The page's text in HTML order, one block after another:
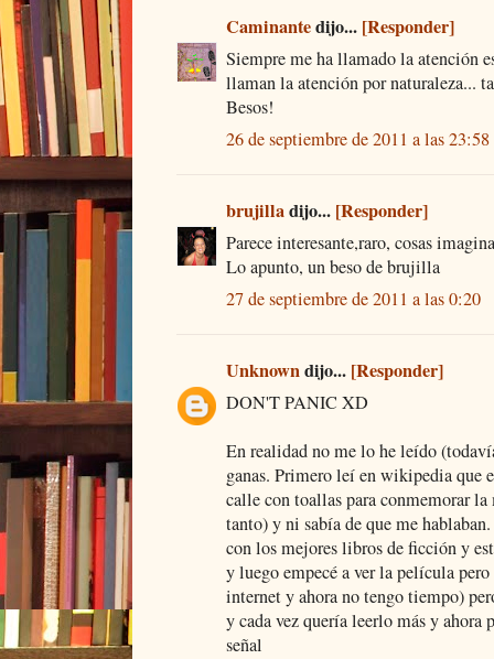
Caminantedijo... [Responder]
Siempre me ha llamado la atención
llaman la atención por naturaleza...
Besos!
26 de septiembre de 2011 a las 23:58
brujilladijo... [Responder]
Parece interesante,raro, cosas
Lo apunto, un beso de brujilla
27 de septiembre de 2011 a las 0:20
Unknowndijo... [Responder]
DON'T PANIC XD
En realidad no me lo he leído
ganas. Primero leí en wikipedia que
calle con toallas para conmemorar
tanto) y ni sabía de que me
con los mejores libros de ficción y
y luego empecé a ver la película
internet y ahora no tengo tiempo)
y cada vez quería leerlo más y ahora
señal